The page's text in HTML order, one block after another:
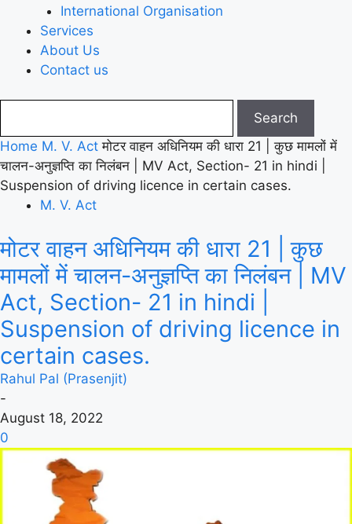
International Organisation
Services
About Us
Contact us
Home M. V. Act मोटर वाहन अधिनियम की धारा 21 | कुछ मामलों में
चालन-अनुज्ञप्ति का निलंबन | MV Act, Section- 21 in hindi |
Suspension of driving licence in certain cases.
M. V. Act
मोटर वाहन अधिनियम की धारा 21 | कुछ
मामलों में चालन-अनुज्ञप्ति का निलंबन | MV
Act, Section- 21 in hindi |
Suspension of driving licence in
certain cases.
Rahul Pal (Prasenjit)
-
August 18, 2022
0